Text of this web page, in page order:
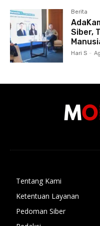
Berita
Siber,
Hari S -
Tentang Kami
Ketentuan Layanan
Pedoman Siber